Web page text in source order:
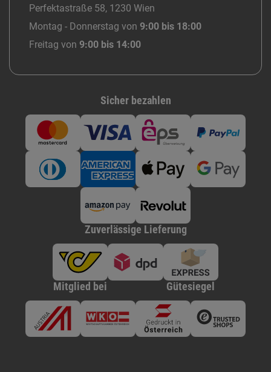
Perfektastraße 58, 1230 Wien
Montag - Donnerstag von 9:00 bis 18:00
Freitag von 9:00 bis 14:00
Sicher bezahlen
Zuverlässige Lieferung
Mitglied bei Gütesiegel